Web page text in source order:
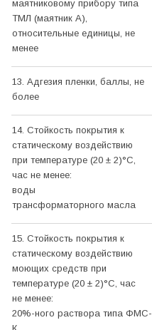
маятниковому прибору типа
ТМЛ (маятник А),
относительные единицы, не
менее
13. Адгезия пленки, баллы, не
более
14. Стойкость покрытия к
статическому воздействию
при температуре (20 ± 2)°С,
час не менее:
воды
трансформаторного масла
15. Стойкость покрытия к
статическому воздействию
моющих средств при
температуре (20 ± 2)°С, час
не менее:
20%-ного раствора типа ФМС-